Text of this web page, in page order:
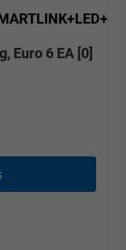
Euro 6 EA [0]